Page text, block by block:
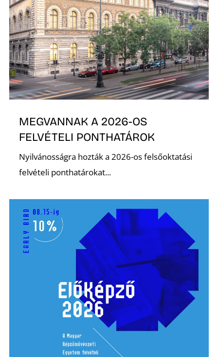
MEGVANNAK A 2026-OS
FELVÉTELI PONTHATÁROK
Nyilvánosságra hozták a 2026-os felsőoktatási
felvételi ponthatárokat...